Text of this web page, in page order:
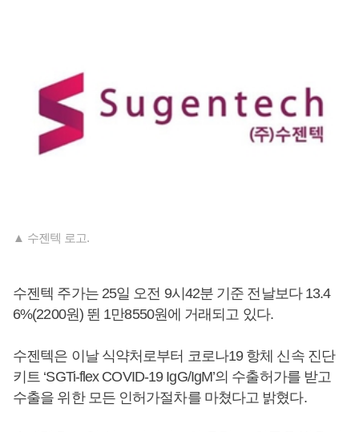
▲ 수젠텍 로고.
수젠텍 주가는 25일 오전 9시42분 기준 전날보다 13.4
6%(2200원) 뛴 1만8550원에 거래되고 있다.
수젠텍은 이날 식약처로부터 코로나19 항체 신속 진단
키트 ‘SGTi-flex COVID-19 IgG/IgM’의 수출허가를 받고
수출을 위한 모든 인허가절차를 마쳤다고 밝혔다.